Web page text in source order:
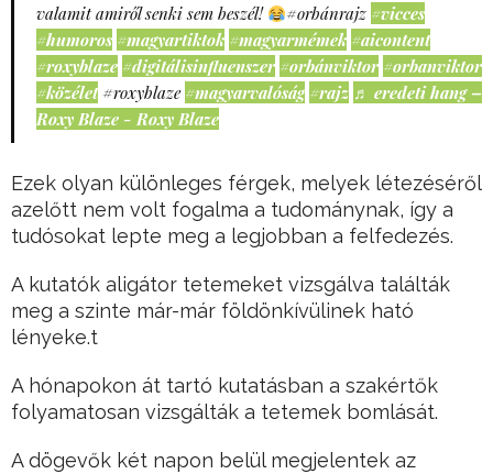
valamit amiről senki sem beszél!
#orbánrajz #vicces
#humoros #magyartiktok #magyarmémek #aicontent
#roxyblaze #digitálisinfluenszer #orbánviktor #orbanviktor
#közélet #roxyblaze #magyarvalóság #rajz ♬ eredeti hang –
Roxy Blaze - Roxy Blaze
Ezek olyan különleges férgek, melyek létezéséről
azelőtt nem volt fogalma a tudománynak, így a
tudósokat lepte meg a legjobban a felfedezés.
A kutatók aligátor tetemeket vizsgálva találták
meg a szinte már-már földönkívülinek ható
lényeke.t
A hónapokon át tartó kutatásban a szakértők
folyamatosan vizsgálták a tetemek bomlását.
A dögevők két napon belül megjelentek az